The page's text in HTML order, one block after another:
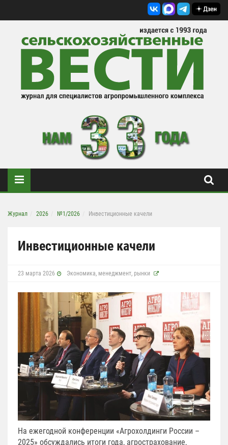
Журнал 2026 №1/2026 Инвестиционные качели
Инвестиционные качели
23 марта 2026 Экономика, менеджмент, рынки
На ежегодной конференции «Агрохолдинги России –
2025» обсуждались итоги года, агрострахование,